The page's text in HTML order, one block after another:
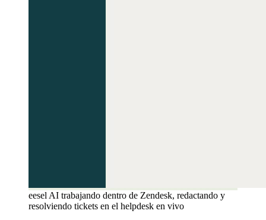
eesel AI trabajando dentro de Zendesk, redactando y
resolviendo tickets en el helpdesk en vivo